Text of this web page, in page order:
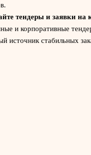
тендеры и заявки на
и корпоративные
источник стабильных